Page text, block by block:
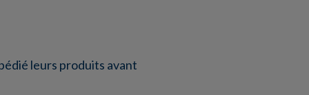
leurs produits avant